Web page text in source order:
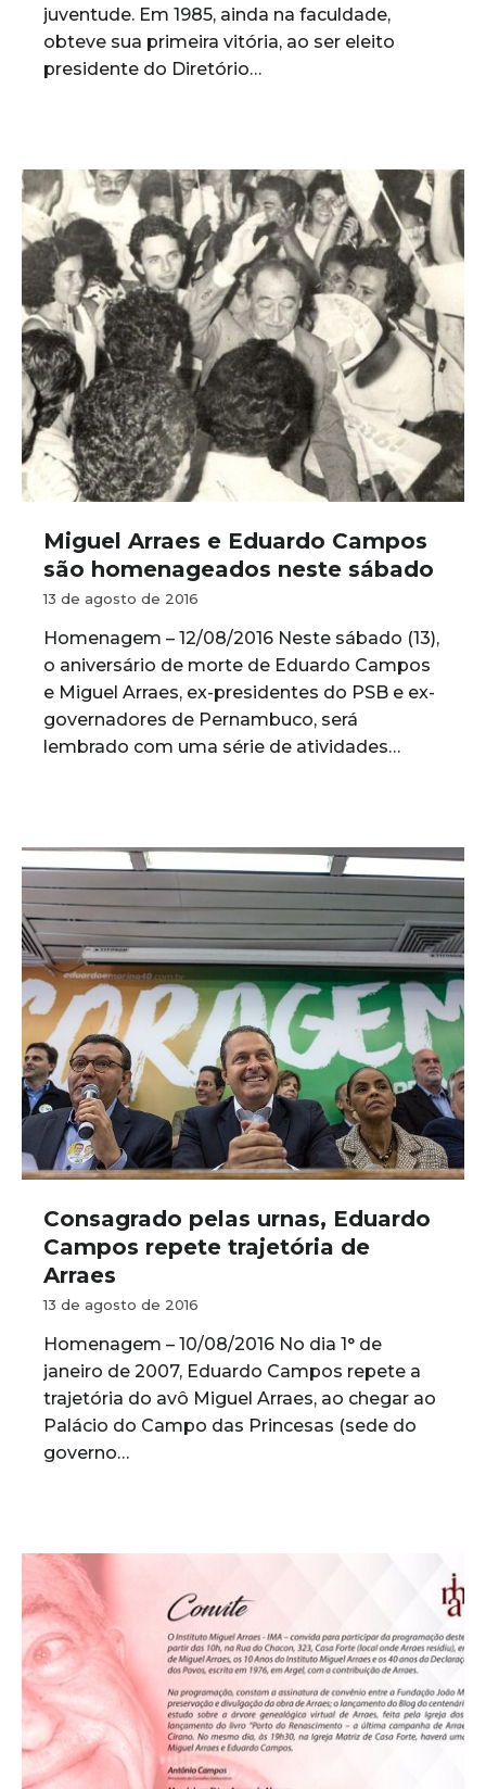
juventude. Em 1985, ainda na faculdade,
obteve sua primeira vitória, ao ser eleito
presidente do Diretório…
Miguel Arraes e Eduardo Campos
são homenageados neste sábado
13 de agosto de 2016
Homenagem – 12/08/2016 Neste sábado (13),
o aniversário de morte de Eduardo Campos
e Miguel Arraes, ex-presidentes do PSB e ex-
governadores de Pernambuco, será
lembrado com uma série de atividades…
Consagrado pelas urnas, Eduardo
Campos repete trajetória de
Arraes
13 de agosto de 2016
Homenagem – 10/08/2016 No dia 1° de
janeiro de 2007, Eduardo Campos repete a
trajetória do avô Miguel Arraes, ao chegar ao
Palácio do Campo das Princesas (sede do
governo…